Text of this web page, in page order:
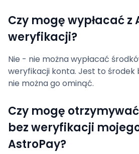
Czy mogę wypłacać z
weryfikacji?
Nie - nie można wypłacać
weryfikacji konta. Jest to środek
nie można go ominąć.
Czy mogę
bez weryfikacji
AstroPay?